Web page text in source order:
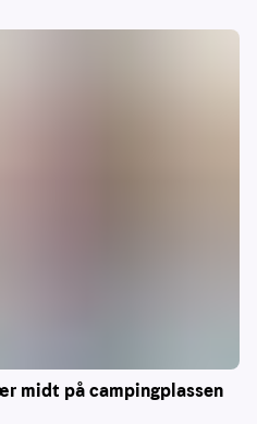
midt på campingplassen